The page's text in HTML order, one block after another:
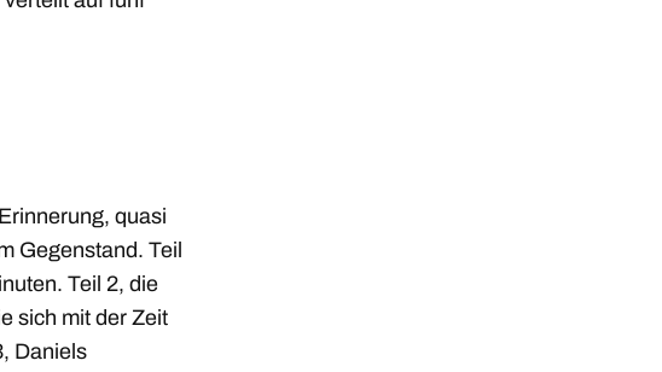
quasi
Gegenstand. Teil
Teil 2, die
sich mit der Zeit
Daniels